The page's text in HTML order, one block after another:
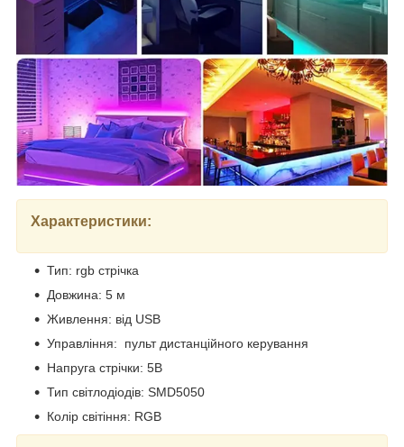
Характеристики:
Тип: rgb стрічка
Довжина: 5 м
Живлення: від USB
Управління: пульт дистанційного керування
Напруга стрічки: 5В
Тип світлодіодів: SMD5050
Колір світіння: RGB